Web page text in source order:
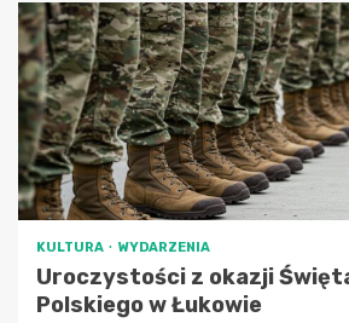
KULTURA WYDARZENIA
Uroczystości z okazji
Polskiego w Łukowie